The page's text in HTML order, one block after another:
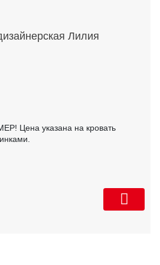
Лилия
Цена указана на кровать